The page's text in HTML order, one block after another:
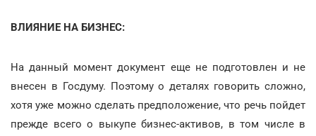
ВЛИЯНИЕ НА БИЗНЕС:
На данный момент документ еще не подготовлен и не
внесен в Госдуму. Поэтому о деталях говорить сложно,
хотя уже можно сделать предположение, что речь пойдет
прежде всего о выкупе бизнес-активов, в том числе в